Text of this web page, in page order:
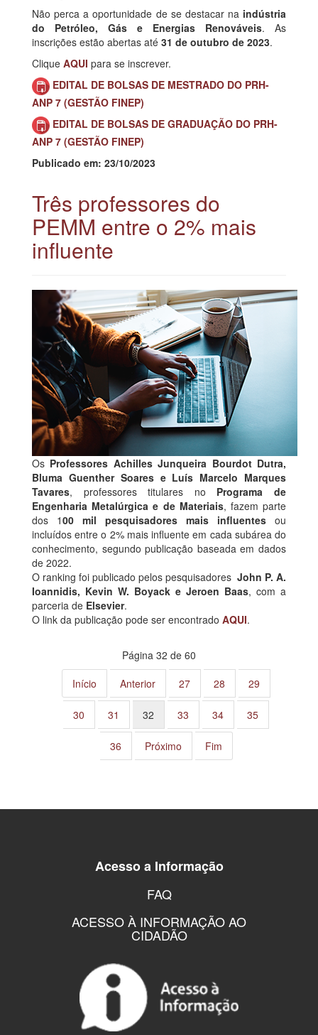
Não perca a oportunidade de se destacar na indústria
do Petróleo, Gás e Energias Renováveis. As
inscrições estão abertas até 31 de outubro de 2023.
Clique AQUI para se inscrever.
EDITAL DE BOLSAS DE MESTRADO DO PRH-
ANP 7 (GESTÃO FINEP)
EDITAL DE BOLSAS DE GRADUAÇÃO DO PRH-
ANP 7 (GESTÃO FINEP)
Publicado em: 23/10/2023
Três professores do
PEMM entre o 2% mais
influente
Os Professores Achilles Junqueira Bourdot Dutra,
Bluma Guenther Soares e Luís Marcelo Marques
Tavares, professores titulares no Programa de
Engenharia Metalúrgica e de Materiais, fazem parte
dos 100 mil pesquisadores mais influentes ou
incluídos entre o 2% mais influente em cada subárea do
conhecimento, segundo publicação baseada em dados
de 2022.
O ranking foi publicado pelos pesquisadores John P. A.
Ioannidis, Kevin W. Boyack e Jeroen Baas, com a
parceria de Elsevier.
O link da publicação pode ser encontrado AQUI.
Página 32 de 60
Início
Anterior 27 28 29
30 31 32 33 34 35
36 Próximo Fim
Acesso a Informação
FAQ
ACESSO À INFORMAÇÃO AO
CIDADÃO